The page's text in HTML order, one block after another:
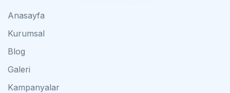
Anasayfa
Kurumsal
Blog
Galeri
Kampanyalar